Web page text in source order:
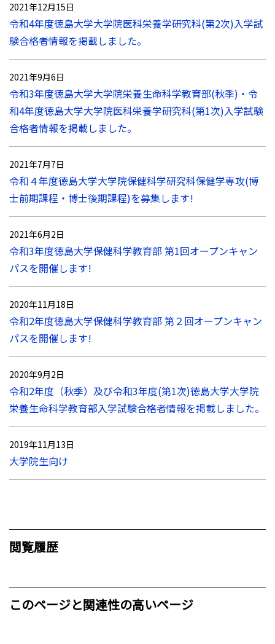
2021年12月15日
令和4年度徳島大学大学院医科栄養学研究科(第2次)入学試
験合格者情報を掲載しました。
2021年9月6日
令和3年度徳島大学大学院栄養生命科学教育部(秋季)・令
和4年度徳島大学大学院医科栄養学研究科(第1次)入学試験
合格者情報を掲載しました。
2021年7月7日
令和４年度徳島大学大学院保健科学研究科保健学専攻(博
士前期課程・博士後期課程)を募集します!
2021年6月2日
令和3年度徳島大学保健科学教育部 第1回オープンキャン
パスを開催します!
2020年11月18日
令和2年度徳島大学保健科学教育部 第２回オープンキャン
パスを開催します!
2020年9月2日
令和2年度（秋季）及び令和3年度(第1次)徳島大学大学院
栄養生命科学教育部入学試験合格者情報を掲載しました。
2019年11月13日
大学院生向け
閲覧履歴
このページと関連性の高いページ